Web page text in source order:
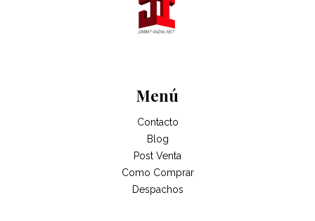
Menú
Contacto
Blog
Post Venta
Como Comprar
Despachos